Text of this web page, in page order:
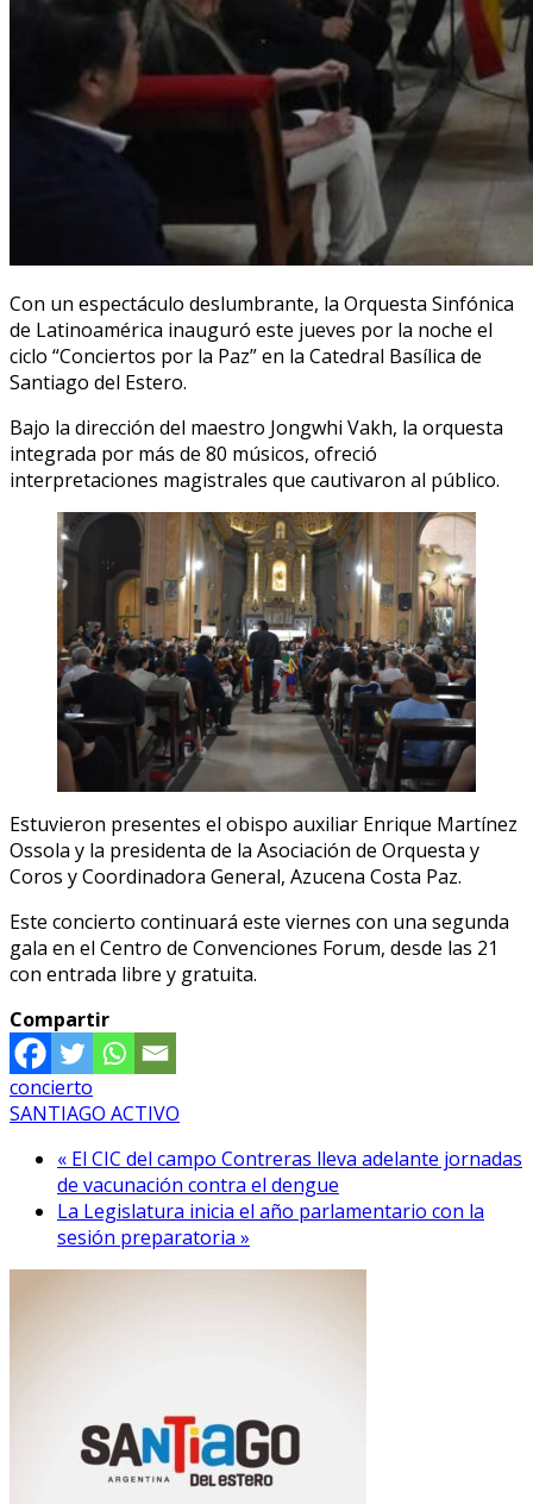
Con un espectáculo deslumbrante, la Orquesta Sinfónica
de Latinoamérica inauguró este jueves por la noche el
ciclo “Conciertos por la Paz” en la Catedral Basílica de
Santiago del Estero.
Bajo la dirección del maestro Jongwhi Vakh, la orquesta
integrada por más de 80 músicos, ofreció
interpretaciones magistrales que cautivaron al público.
Estuvieron presentes el obispo auxiliar Enrique Martínez
Ossola y la presidenta de la Asociación de Orquesta y
Coros y Coordinadora General, Azucena Costa Paz.
Este concierto continuará este viernes con una segunda
gala en el Centro de Convenciones Forum, desde las 21
con entrada libre y gratuita.
Compartir
concierto
SANTIAGO ACTIVO
« El CIC del campo Contreras lleva adelante jornadas
de vacunación contra el dengue
La Legislatura inicia el año parlamentario con la
sesión preparatoria »